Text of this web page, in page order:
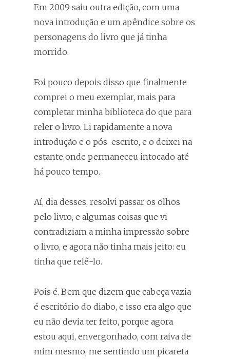
Em 2009 saiu outra edição, com uma
nova introdução e um apêndice sobre os
personagens do livro que já tinha
morrido.
Foi pouco depois disso que finalmente
comprei o meu exemplar, mais para
completar minha biblioteca do que para
reler o livro. Li rapidamente a nova
introdução e o pós-escrito, e o deixei na
estante onde permaneceu intocado até
há pouco tempo.
Aí, dia desses, resolvi passar os olhos
pelo livro, e algumas coisas que vi
contradiziam a minha impressão sobre
o livro, e agora não tinha mais jeito: eu
tinha que relê-lo.
Pois é. Bem que dizem que cabeça vazia
é escritório do diabo, e isso era algo que
eu não devia ter feito, porque agora
estou aqui, envergonhado, com raiva de
mim mesmo, me sentindo um picareta